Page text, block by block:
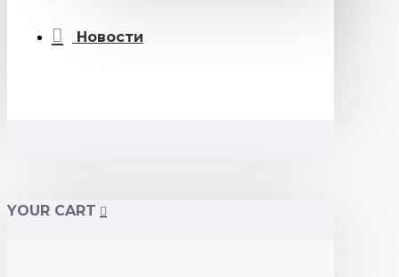
Новости
YOUR CART